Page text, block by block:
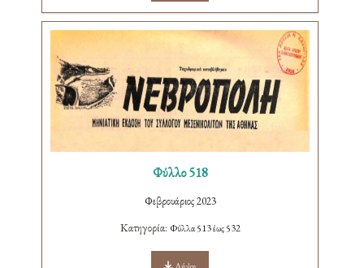
Φύλλο 518
Φεβρουάριος 2023
Κατηγορία: Φύλλα 513 έως 532